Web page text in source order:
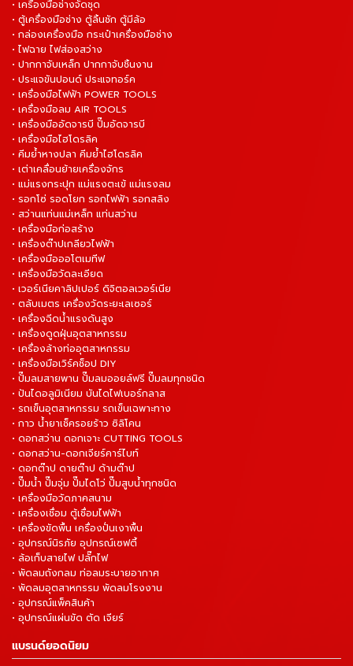
• เครื่องมือช่างจัดชุด
• ตู้เครื่องมือช่าง ตู้ลิ้นชัก ตู้มีล้อ
• กล่องเครื่องมือ กระเป๋าเครื่องมือช่าง
• ไฟฉาย ไฟส่องสว่าง
• ปากกาจับเหล็ก ปากกาจับชิ้นงาน
• ประแจขันปอนด์ ประแจทอร์ค
• เครื่องมือไฟฟ้า POWER TOOLS
• เครื่องมือลม AIR TOOLS
• เครื่องมืออัดจารบี ปั๊มอัดจารบี
• เครื่องมือไฮโดรลิค
• คีมย้ำหางปลา คีมย้ำไฮโดรลิค
• เต่าเคลื่อนย้ายเครื่องจักร
• แม่แรงกระปุก แม่แรงตะเข้ แม่แรงลม
• รอกโซ่ รอดโยก รอกไฟฟ้า รอกสลิง
• สว่านแท่นแม่เหล็ก แท่นสว่าน
• เครื่องมือก่อสร้าง
• เครื่องต๊าปเกลียวไฟฟ้า
• เครื่องมือออโตเมทีฟ
• เครื่องมือวัดละเอียด
• เวอร์เนียคาลิปเปอร์ ดิจิตอลเวอร์เนีย
• ตลับเมตร เครื่องวัดระยะเลเซอร์
• เครื่องฉีดน้ำแรงดันสูง
• เครื่องดูดฝุ่นอุตสาหกรรม
• เครื่องล้างท่ออุตสาหกรรม
• เครื่องมือเวิร์คช็อป DIY
• ปั๊มลมสายพาน ปั๊มลมออยล์ฟรี ปั๊มลมทุกชนิด
• ปันไดอลูมิเนียม บันไดไฟเบอร์กลาส
• รถเข็นอุตสาหกรรม รถเข็นเฉพาะทาง
• กาว น้ำยาเช็ครอยร้าว ซิลิโคน
• ดอกสว่าน ดอกเจาะ CUTTING TOOLS
• ดอกสว่าน-ดอกเจียร์คาร์ไบท์
• ดอกต๊าป ดายต๊าป ด้ามต๊าป
• ปั๊มน้ำ ปั๊มจุ่ม ปั๊มไดโว่ ปั๊มสูบน้ำทุกชนิด
• เครื่องมือวัดภาคสนาม
• เครื่องเชื่อม ตู้เชื่อมไฟฟ้า
• เครื่องขัดพื้น เครื่องปั่นเงาพื้น
• อุปกรณ์นิรภัย อุปกรณ์เซฟตี้
• ล้อเก็บสายไฟ ปลั๊กไฟ
• พัดลมถังกลม ท่อลมระบายอากาศ
• พัดลมอุตสาหกรรม พัดลมโรงงาน
• อุปกรณ์แพ็คสินค้า
• อุปกรณ์แผ่นขัด ตัด เจียร์
แบรนด์ยอดนิยม